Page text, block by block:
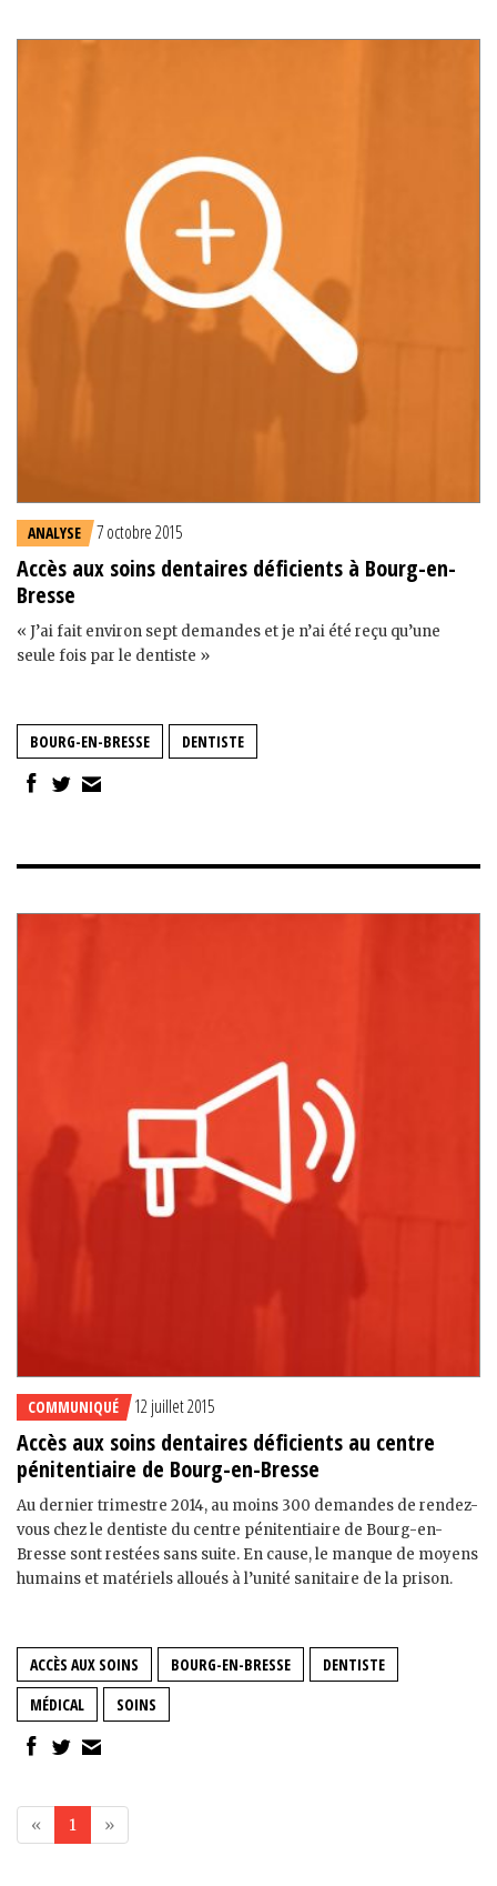
ANALYSE 7 octobre 2015
Accès aux soins dentaires déficients à Bourg-en-
Bresse
« J’ai fait environ sept demandes et je n’ai été reçu qu’une
seule fois par le dentiste »
BOURG-EN-BRESSE DENTISTE
COMMUNIQUÉ 12 juillet 2015
Accès aux soins dentaires déficients au centre
pénitentiaire de Bourg-en-Bresse
Au dernier trimestre 2014, au moins 300 demandes de rendez-
vous chez le dentiste du centre pénitentiaire de Bourg-en-
Bresse sont restées sans suite. En cause, le manque de moyens
humains et matériels alloués à l’unité sanitaire de la prison.
ACCÈS AUX SOINS BOURG-EN-BRESSE
DENTISTE
MÉDICAL
SOINS
« 1 »